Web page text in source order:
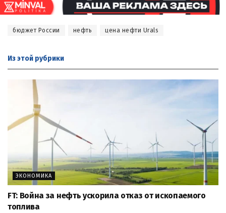
бюджет России нефть цена нефти Urals
Из этой рубрики
ЭКОНОМИКА
FT: Война за нефть ускорила отказ от ископаемого
топлива